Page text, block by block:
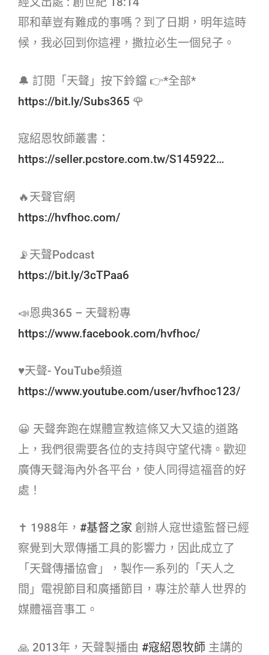
耶和華豈有難成的事嗎？到了日期，明年這時
候，我必回到你這裡，撒拉必生一個兒子。
🔔 訂閱「天聲」按下鈴鐺 👉*全部*
https://bit.ly/Subs365 🌹
寇紹恩牧師叢書：
https://seller.pcstore.com.tw/S145922…
🔥天聲官網
https://hvfhoc.com/
📡天聲Podcast
https://bit.ly/3cTPaa6
📣恩典365 – 天聲粉專
https://www.facebook.com/hvfhoc/
♥天聲- YouTube頻道
https://www.youtube.com/user/hvfhoc123/
😀 天聲奔跑在媒體宣教這條又大又遠的道路
上，我們很需要各位的支持與守望代禱。歡迎
廣傳天聲海內外各平台，使人同得這福音的好
處！
✝ 1988年， #基督之家​ 創辦人寇世遠監督已經
察覺到大眾傳播工具的影響力，因此成立了
「天聲傳播協會」，製作一系列的「天人之
間」電視節目和廣播節目，專注於華人世界的
媒體福音事工。
🙏 2013年，天聲製播由 #寇紹恩牧師​ 主講的